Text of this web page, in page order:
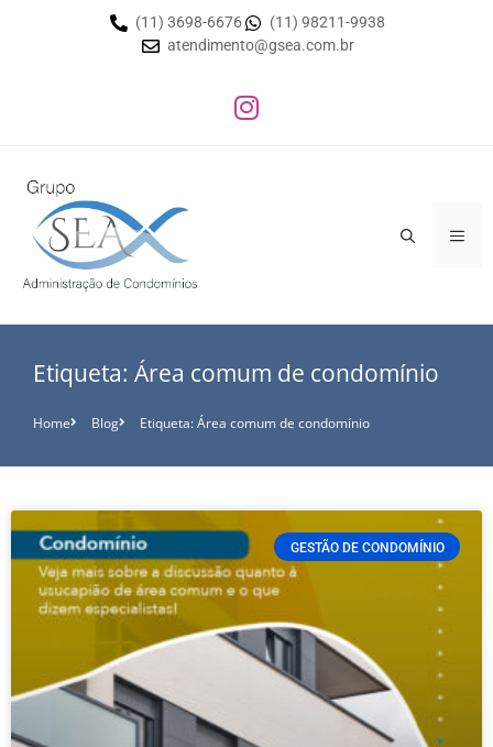
(11) 3698-6676
(11) 98211-9938
atendimento@gsea.com.br
Etiqueta: Área comum de condomínio
Home Blog Etiqueta: Área comum de condomínio
GESTÃO DE CONDOMÍNIO